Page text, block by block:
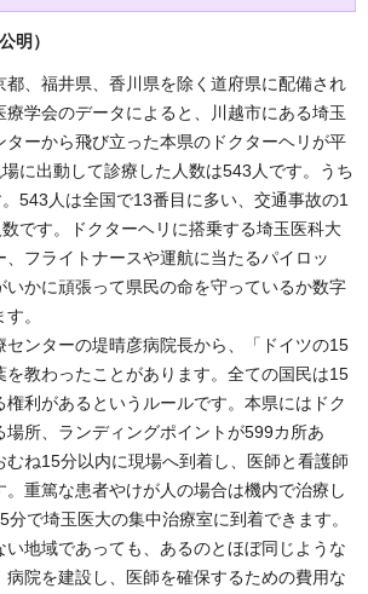
明 ）
都、福井県、香川県を除く道府県に配備され
療学会のデータによると、川越市にある埼玉
ターから飛び立った本県のドクターヘリが平
に出動して診療した人数は543人です。うち
543人は全国で13番目に多い、交通事故の1
です。ドクターヘリに搭乗する埼玉医科大
フライトナースや運航に当たるパイロッ
いかに頑張って県民の命を守っているか数字
。
センターの堤晴彦病院長から、「ドイツの15
を教わったことがあります。全ての国民は15
利があるというルールです。本県にはドク
場所、ランディングポイントが599カ所あ
むね15分以内に現場へ到着し、医師と看護師
重篤な患者やけが人の場合は機内で治療し
分で埼玉医大の集中治療室に到着できます。
地域であっても、あるのとほぼ同じような
病院を建設し、医師を確保するための費用な